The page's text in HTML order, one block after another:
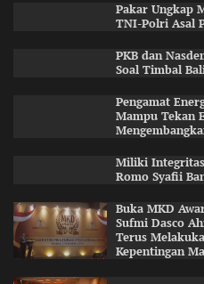
Pakar Ungkap
TNI-Polri Asal
PKB dan
Soal Timbal
Pengamat
Mampu Tekan
Miliki
Romo Syafii
Buka MKD
Sufmi Dasco
Terus
Kepentingan